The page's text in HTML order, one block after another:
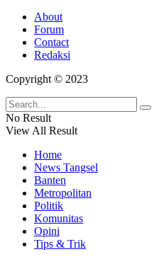
About
Forum
Contact
Redaksi
Copyright © 2023
No Result
View All Result
Home
News Tangsel
Banten
Metropolitan
Politik
Komunitas
Opini
Tips & Trik